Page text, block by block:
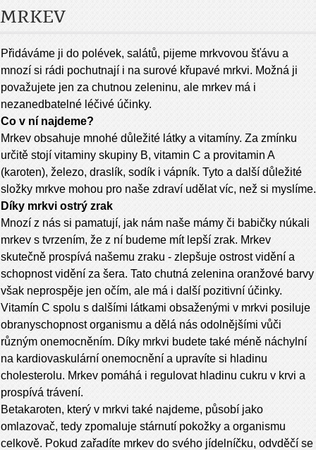
MRKEV
Přidáváme ji do polévek, salátů, pijeme mrkvovou šťávu a
mnozí si rádi pochutnají i na surové křupavé mrkvi. Možná ji
považujete jen za chutnou zeleninu, ale mrkev má i
nezanedbatelné léčivé účinky.
Co v ní najdeme?
Mrkev obsahuje mnohé důležité látky a vitamíny. Za zmínku
určitě stojí vitaminy skupiny B, vitamin C a provitamin A
(karoten), železo, draslík, sodík i vápník. Tyto a další důležité
složky mrkve mohou pro naše zdraví udělat víc, než si myslíme.
Díky mrkvi ostrý zrak
Mnozí z nás si pamatují, jak nám naše mámy či babičky núkali
mrkev s tvrzením, že z ní budeme mít lepší zrak. Mrkev
skutečně prospívá našemu zraku - zlepšuje ostrost vidění a
schopnost vidění za šera. Tato chutná zelenina oranžové barvy
však neprospěje jen očím, ale má i další pozitivní účinky.
Vitamín C spolu s dalšími látkami obsaženými v mrkvi posiluje
obranyschopnost organismu a dělá nás odolnějšími vůči
různým onemocněním. Díky mrkvi budete také méně náchylní
na kardiovaskulární onemocnění a upravíte si hladinu
cholesterolu. Mrkev pomáhá i regulovat hladinu cukru v krvi a
prospívá trávení.
Betakaroten, který v mrkvi také najdeme, působí jako
omlazovač, tedy zpomaluje stárnutí pokožky a organismu
celkově. Pokud zařadíte mrkev do svého jídelníčku, odvděčí se